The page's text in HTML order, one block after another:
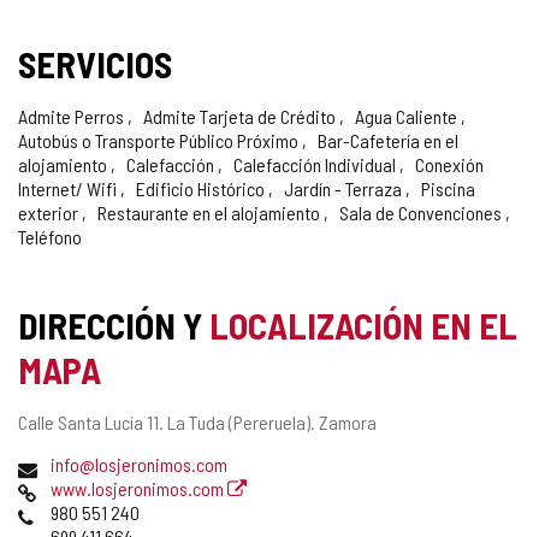
SERVICIOS
Admite Perros Admite Tarjeta de Crédito
Agua Caliente
Autobús o Transporte Público Próximo
Bar-Cafetería en el
alojamiento
Calefacción Calefacción Individual
Conexión
Internet/ Wifi
Edificio Histórico Jardín - Terraza
Piscina
exterior
Restaurante en el alojamiento
Sala de Convenciones
Teléfono
DIRECCIÓN Y LOCALIZACIÓN EN EL
MAPA
Dirección
Calle Santa Lucía 11. La Tuda (Pereruela). Zamora
Dirección
de
correo
info@losjeronimos.com
Página
Web
www.losjeronimos.com
Teléfonos
980 551 240